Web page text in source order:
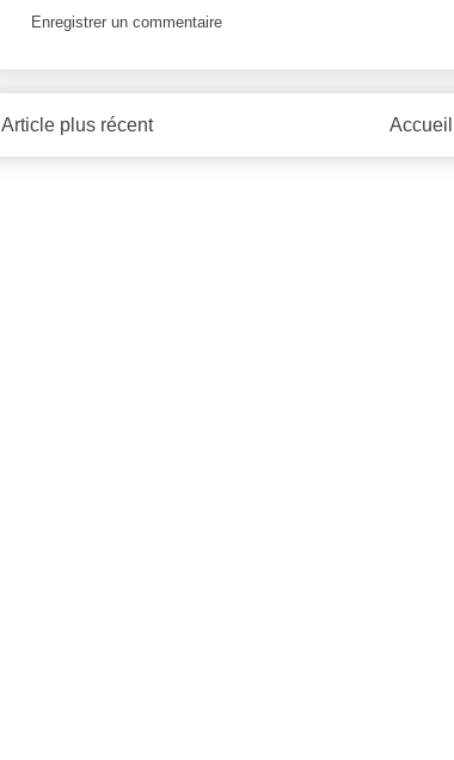
Enregistrer un commentaire
Article plus récent Accueil